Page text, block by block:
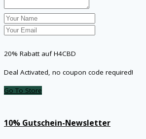
20% Rabatt auf H4CBD
Deal Activated, no coupon code required!
Go To Store
10% Gutschein-Newsletter